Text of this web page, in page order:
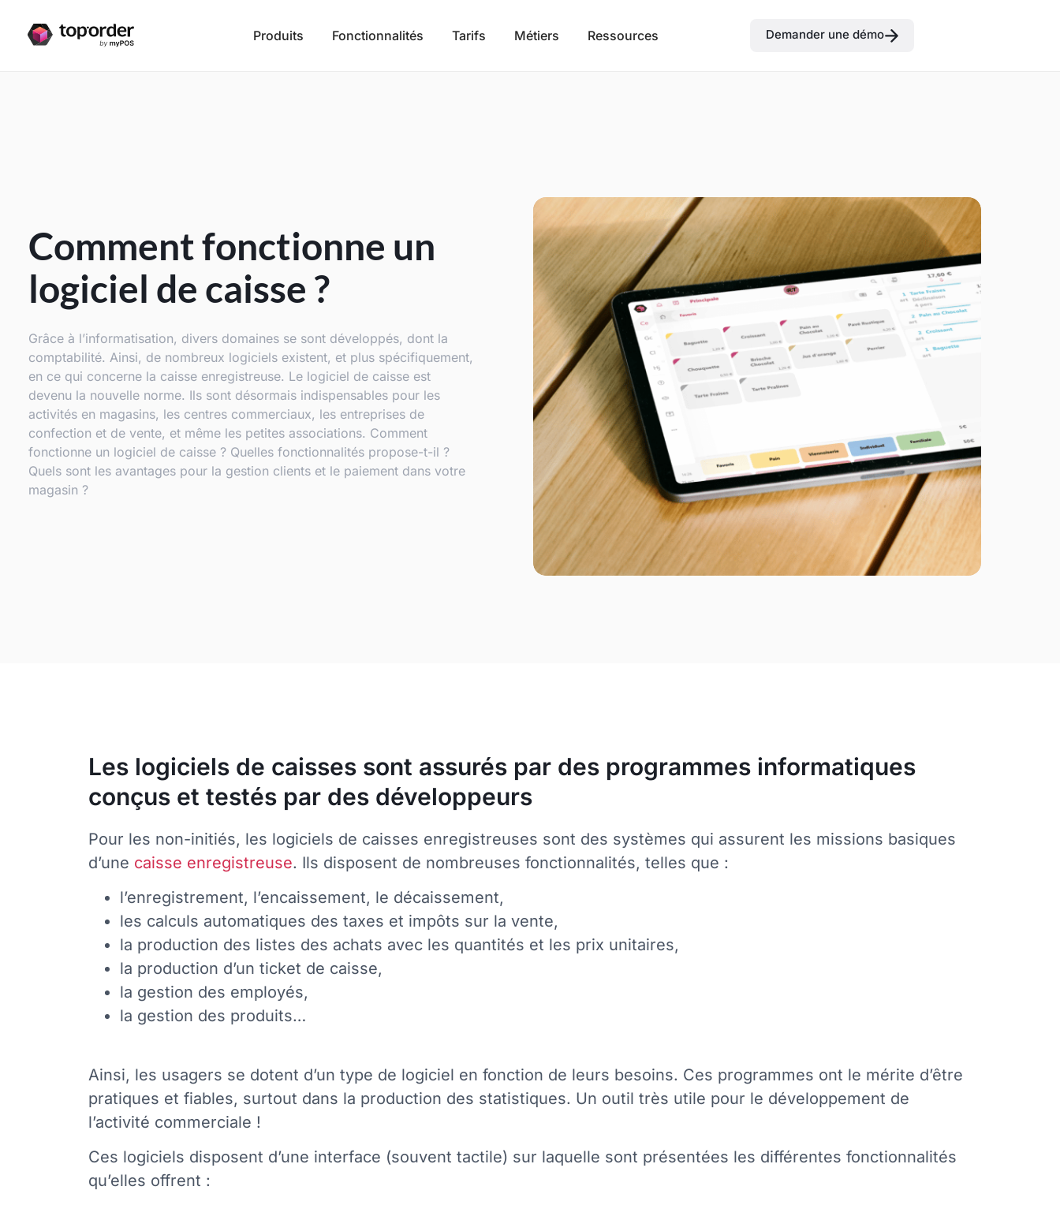
Produits Fonctionnalités Tarifs Métiers Ressources Demander une démo
Comment fonctionne un
logiciel de caisse ?
Grâce à l’informatisation, divers domaines se sont développés, dont la
comptabilité. Ainsi, de nombreux logiciels existent, et plus spécifiquement,
en ce qui concerne la caisse enregistreuse. Le logiciel de caisse est
devenu la nouvelle norme. Ils sont désormais indispensables pour les
activités en magasins, les centres commerciaux, les entreprises de
confection et de vente, et même les petites associations. Comment
fonctionne un logiciel de caisse ? Quelles fonctionnalités propose-t-il ?
Quels sont les avantages pour la gestion clients et le paiement dans votre
magasin ?
Les logiciels de caisses sont assurés par des programmes informatiques
conçus et testés par des développeurs
Pour les non-initiés, les logiciels de caisses enregistreuses sont des systèmes qui assurent les missions basiques
d’une caisse enregistreuse. Ils disposent de nombreuses fonctionnalités, telles que :
l’enregistrement, l’encaissement, le décaissement,
les calculs automatiques des taxes et impôts sur la vente,
la production des listes des achats avec les quantités et les prix unitaires,
la production d’un ticket de caisse,
la gestion des employés,
la gestion des produits…
Ainsi, les usagers se dotent d’un type de logiciel en fonction de leurs besoins. Ces programmes ont le mérite d’être
pratiques et fiables, surtout dans la production des statistiques. Un outil très utile pour le développement de
l’activité commerciale !
Ces logiciels disposent d’une interface (souvent tactile) sur laquelle sont présentées les différentes fonctionnalités
qu’elles offrent :